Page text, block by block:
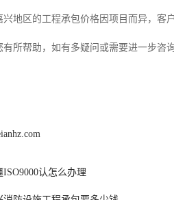
兴地区的工程承包价格因项目而异，客
有所帮助，如有多疑问或需要进一步咨
ISO9000认怎么办理